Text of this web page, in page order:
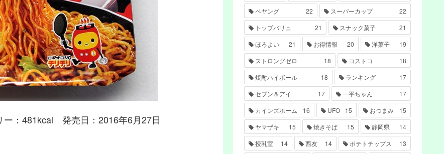
ー：481kcal 発売日：2016年6月27日
ペヤング
22 スーパーカップ
22
トップバリュ
21 スナック菓子
21
ほろよい
21 お得情報 20 洋菓子
19
ストロングゼロ
18 コストコ
18
焼酎ハイボール
18 ランキング
17
セブン＆アイ
17 一平ちゃん
17
カインズホーム
16 UFO 15 おつまみ
15
ヤマザキ
15 焼きそば 15 静岡県
14
授乳室
14 西友 14 ポテトチップス
13